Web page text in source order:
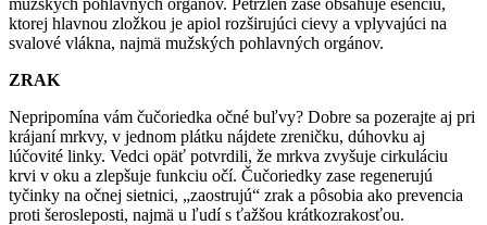
ktorej hlavnou zložkou je apiol rozširujúci cievy a vplyvajúci na
svalové vlákna, najmä mužských pohlavných orgánov.
ZRAK
Nepripomína vám čučoriedka očné buľvy? Dobre sa pozerajte aj pri
krájaní mrkvy, v jednom plátku nájdete zreničku, dúhovku aj
lúčovité linky. Vedci opäť potvrdili, že mrkva zvyšuje cirkuláciu
krvi v oku a zlepšuje funkciu očí. Čučoriedky zase regenerujú
tyčinky na očnej sietnici, „zaostrujú“ zrak a pôsobia ako prevencia
proti šerosleposti, najmä u ľudí s ťažšou krátkozrakosťou.